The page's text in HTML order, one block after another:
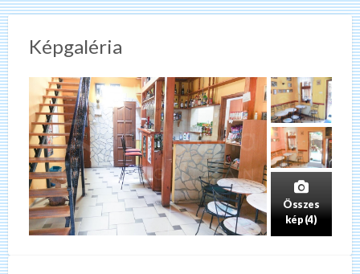
Képgaléria
Összes
kép (4)